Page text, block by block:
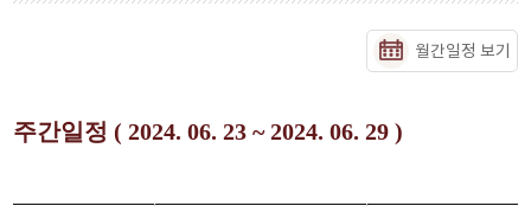
월간일정 보기
주간일정 ( 2024. 06. 23 ~ 2024. 06. 29 )